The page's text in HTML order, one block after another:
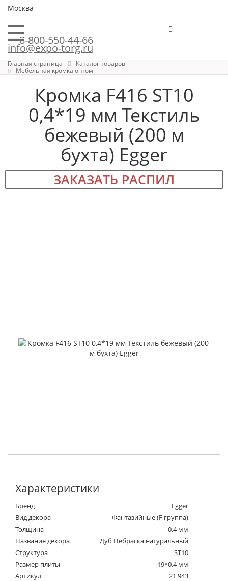
Москва
8-800-550-44-66
info@expo-torg.ru
Главная страница
Каталог товаров
Мебельная кромка оптом
Кромка F416 ST10
0,4*19 мм Текстиль
бежевый (200 м
бухта) Egger
ЗАКАЗАТЬ РАСПИЛ
Характеристики
Бренд
Egger
Вид декора
Фантазийные (F группа)
Толщина
0,4 мм
Название декора
Дуб Небраска натуральный
Структура
ST10
Размер плиты
19*0,4 мм
Артикул
21 943